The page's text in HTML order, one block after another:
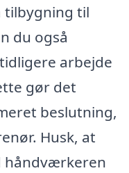
tilbygning til
du også
arbejde
gør det
beslutning,
Husk, at
håndværkeren